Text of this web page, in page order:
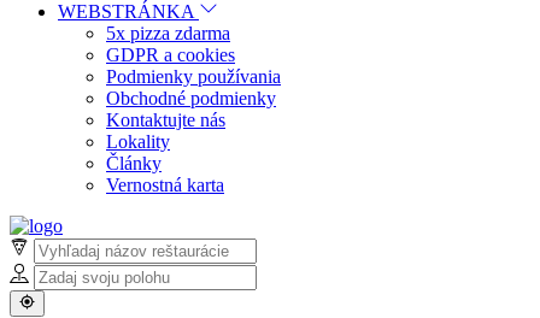
WEBSTRÁNKA
5x pizza zdarma
GDPR a cookies
Podmienky používania
Obchodné podmienky
Kontaktujte nás
Lokality
Články
Vernostná karta